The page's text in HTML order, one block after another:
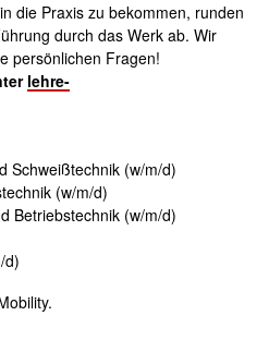
die Praxis zu bekommen, runden
durch das Werk ab. Wir
persönlichen Fragen!
lehre-
Schweißtechnik (w/m/d)
(w/m/d)
Betriebstechnik (w/m/d)
d)